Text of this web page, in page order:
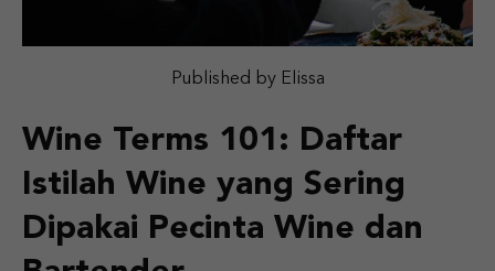
Published by Elissa
Wine Terms 101: Daftar
Istilah Wine yang Sering
Dipakai Pecinta Wine dan